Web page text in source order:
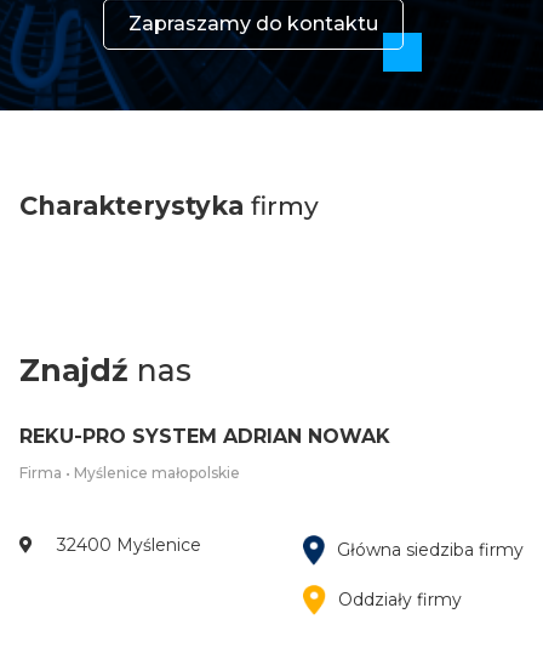
Zapraszamy do kontaktu
Charakterystyka firmy
Znajdź nas
REKU-PRO SYSTEM ADRIAN NOWAK
Firma • Myślenice małopolskie
32400 Myślenice Główna siedziba firmy
Oddziały firmy